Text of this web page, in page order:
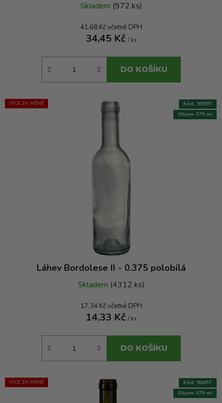
Skladem (972 ks)
41,68 Kč včetně DPH
34,45 Kč / ks
DO KOŠÍKU
VÍCE ZA MÉNĚ
Láhev Bordolese II - 0.375 polobílá
Skladem (4312 ks)
17,34 Kč včetně DPH
14,33 Kč / ks
DO KOŠÍKU
Objem 375 ml
Kód: 9099T
VÍCE ZA MÉNĚ
Objem 375 ml
Kód: 9045T